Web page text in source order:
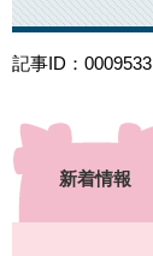
記事ID：0009533
新着情報